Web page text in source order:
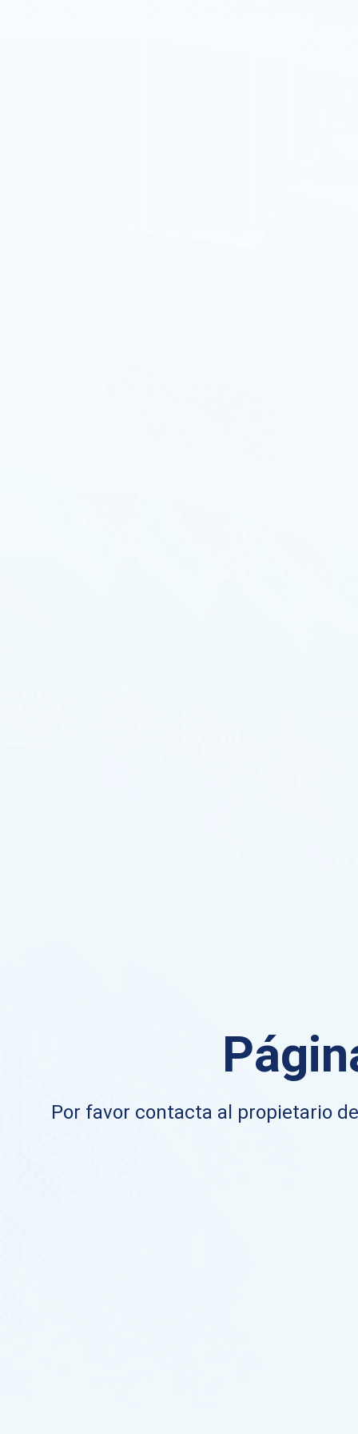
Por favor contacta al propietario